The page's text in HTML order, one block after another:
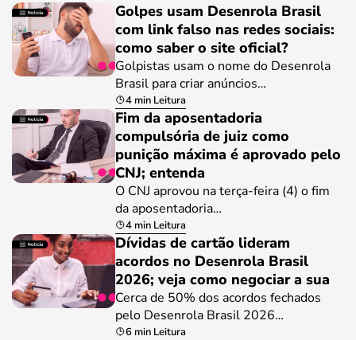
Golpes usam Desenrola Brasil
com link falso nas redes sociais:
como saber o site oficial?
Golpistas usam o nome do Desenrola
Brasil para criar anúncios…
4 min Leitura
Fim da aposentadoria
compulsória de juiz como
punição máxima é aprovado pelo
CNJ; entenda
O CNJ aprovou na terça-feira (4) o fim
da aposentadoria…
4 min Leitura
Dívidas de cartão lideram
acordos no Desenrola Brasil
2026; veja como negociar a sua
Cerca de 50% dos acordos fechados
pelo Desenrola Brasil 2026…
6 min Leitura